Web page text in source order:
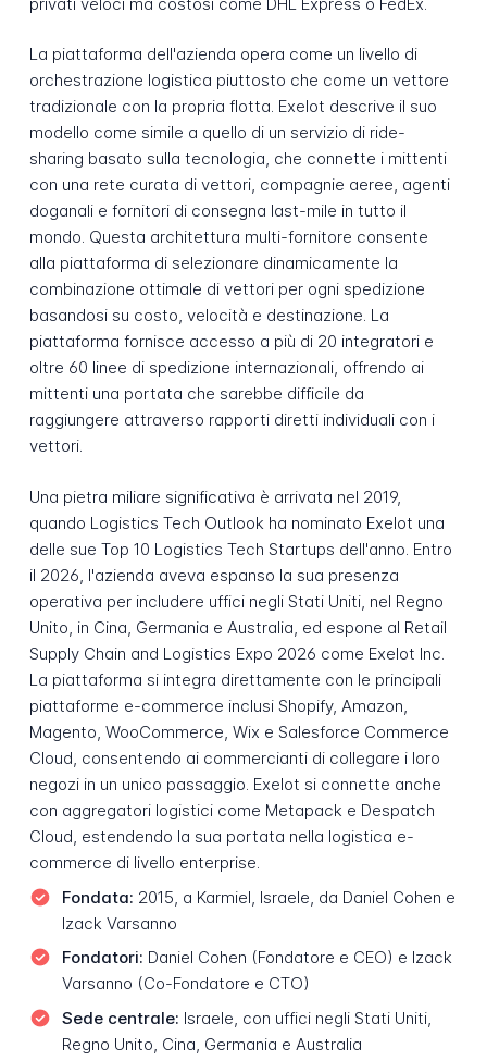
La piattaforma dell'azienda opera come un livello di
orchestrazione logistica piuttosto che come un vettore
tradizionale con la propria flotta. Exelot descrive il suo
modello come simile a quello di un servizio di ride-
sharing basato sulla tecnologia, che connette i mittenti
con una rete curata di vettori, compagnie aeree, agenti
doganali e fornitori di consegna last-mile in tutto il
mondo. Questa architettura multi-fornitore consente
alla piattaforma di selezionare dinamicamente la
combinazione ottimale di vettori per ogni spedizione
basandosi su costo, velocità e destinazione. La
piattaforma fornisce accesso a più di 20 integratori e
oltre 60 linee di spedizione internazionali, offrendo ai
mittenti una portata che sarebbe difficile da
raggiungere attraverso rapporti diretti individuali con i
vettori.
Una pietra miliare significativa è arrivata nel 2019,
quando Logistics Tech Outlook ha nominato Exelot una
delle sue Top 10 Logistics Tech Startups dell'anno. Entro
il 2026, l'azienda aveva espanso la sua presenza
operativa per includere uffici negli Stati Uniti, nel Regno
Unito, in Cina, Germania e Australia, ed espone al Retail
Supply Chain and Logistics Expo 2026 come Exelot Inc.
La piattaforma si integra direttamente con le principali
piattaforme e-commerce inclusi Shopify, Amazon,
Magento, WooCommerce, Wix e Salesforce Commerce
Cloud, consentendo ai commercianti di collegare i loro
negozi in un unico passaggio. Exelot si connette anche
con aggregatori logistici come Metapack e Despatch
Cloud, estendendo la sua portata nella logistica e-
commerce di livello enterprise.
Fondata: 2015, a Karmiel, Israele, da Daniel Cohen e
Izack Varsanno
Fondatori: Daniel Cohen (Fondatore e CEO) e Izack
Varsanno (Co-Fondatore e CTO)
Sede centrale: Israele, con uffici negli Stati Uniti,
Regno Unito, Cina, Germania e Australia